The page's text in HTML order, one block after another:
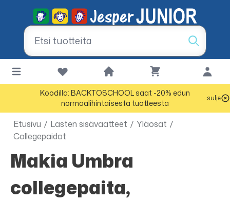
Koodilla: BACKTOSCHOOL saat -20% edun
normaalihintaisesta tuotteesta
sulje
Etusivu / Lasten sisävaatteet / Yläosat /
Collegepaidat
Makia Umbra
collegepaita,